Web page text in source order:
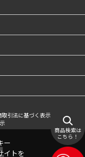
取引法に基づく表示
商品検索は
こちら！
ー
イトを